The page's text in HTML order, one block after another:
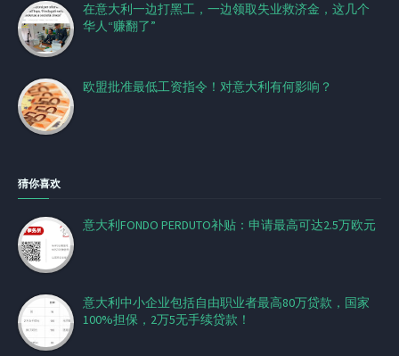
在意大利一边打黑工，一边领取失业救济金，这几个
华人“赚翻了”
欧盟批准最低工资指令！对意大利有何影响？
猜你喜欢
意大利FONDO PERDUTO补贴：申请最高可达2.5万欧元
意大利中小企业包括自由职业者最高80万贷款，国家
100%担保，2万5无手续贷款！